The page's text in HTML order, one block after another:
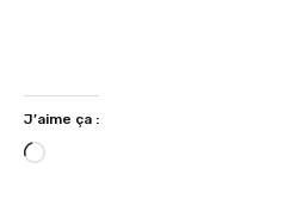
J’aime ça :
C